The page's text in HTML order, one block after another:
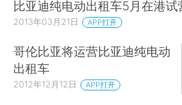
比亚迪纯电动出租车5月在港试
2013年03月21日 APP打开
哥伦比亚将运营比亚迪纯电动
出租车
2012年12月12日 APP打开